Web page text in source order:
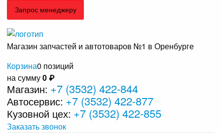
Запрос менеджеру
Магазин запчастей и автотоваров №1 в Оренбурге
Корзина0 позиций
на сумму0 ₽
Магазин: +7 (3532) 422-844
Автосервис: +7 (3532) 422-877
Кузовной цех: +7 (3532) 422-855
Заказать звонок